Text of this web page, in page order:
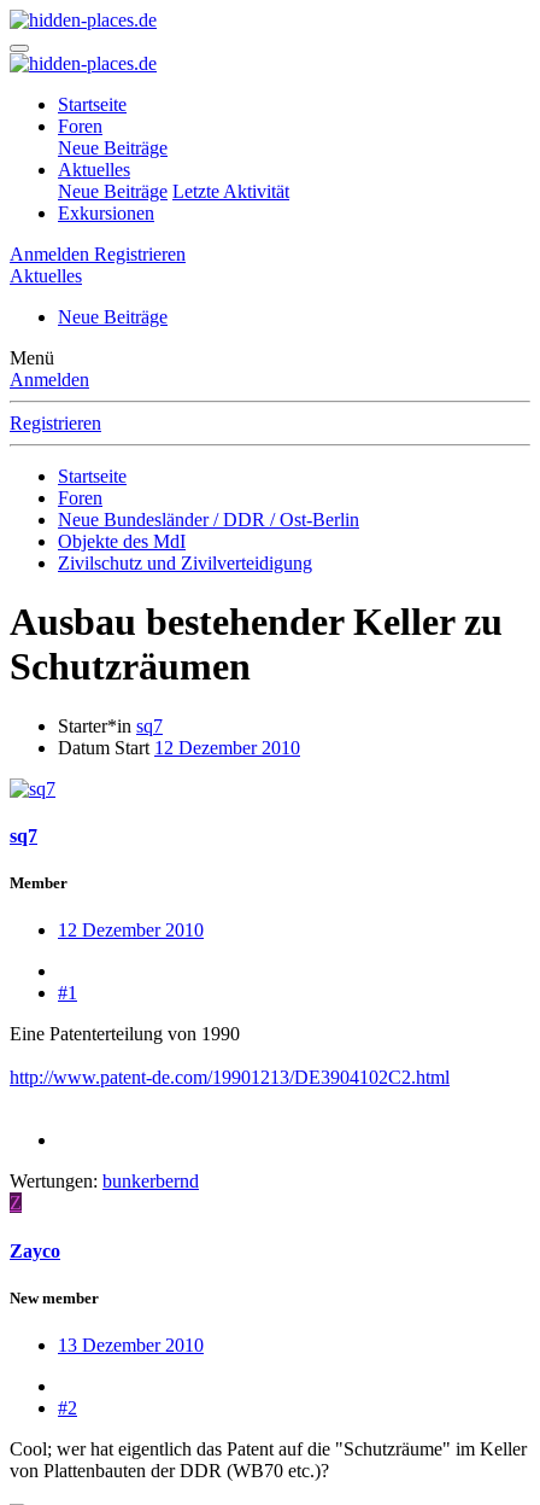
Startseite
Foren
Neue Beiträge
Aktuelles
Neue Beiträge Letzte Aktivität
Exkursionen
Anmelden Registrieren
Aktuelles
Neue Beiträge
Menü
Anmelden
Registrieren
Startseite
Foren
Neue Bundesländer / DDR / Ost-Berlin
Objekte des MdI
Zivilschutz und Zivilverteidigung
Ausbau bestehender Keller zu
Schutzräumen
Starter*in sq7
Datum Start 12 Dezember 2010
sq7
Member
12 Dezember 2010
#1
Eine Patenterteilung von 1990
http://www.patent-de.com/19901213/DE3904102C2.html
Wertungen: bunkerbernd
Z
Zayco
New member
13 Dezember 2010
#2
Cool; wer hat eigentlich das Patent auf die "Schutzräume" im Keller
von Plattenbauten der DDR (WB70 etc.)?